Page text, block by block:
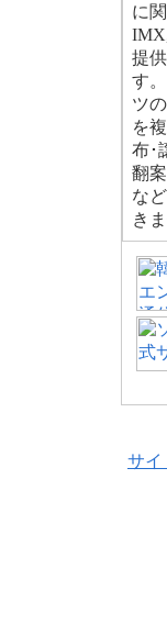
に
提
す
ツ
を
布･
翻
な
き
サイ